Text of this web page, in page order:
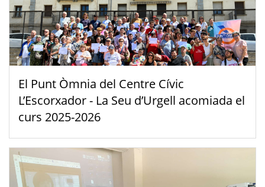
El Punt Òmnia del Centre Cívic
L’Escorxador - La Seu d’Urgell acomiada el
curs 2025-2026